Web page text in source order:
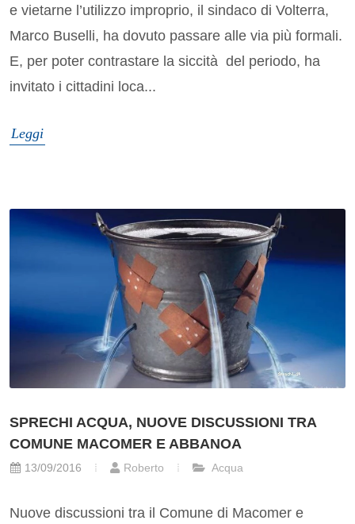
e vietarne l’utilizzo improprio, il sindaco di Volterra,
Marco Buselli, ha dovuto passare alle via più formali.
E, per poter contrastare la siccità del periodo, ha
invitato i cittadini loca...
Leggi
SPRECHI ACQUA, NUOVE DISCUSSIONI TRA
COMUNE MACOMER E ABBANOA
13/09/2016 Roberto Acqua
Nuove discussioni tra il Comune di Macomer e